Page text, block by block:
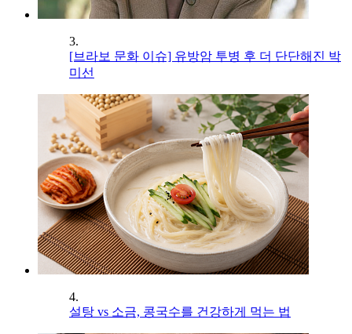
3.
[브라보 문화 이슈] 유방암 투병 후 더 단단해진 박
미선
4.
설탕 vs 소금, 콩국수를 건강하게 먹는 법